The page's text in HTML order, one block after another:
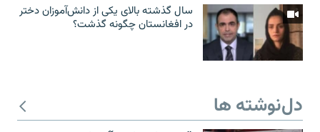
سال گذشته بالای یکی از دانش‌آموزان دختر
در افغانستان چگونه گذشت؟
دل‌نوشته ها